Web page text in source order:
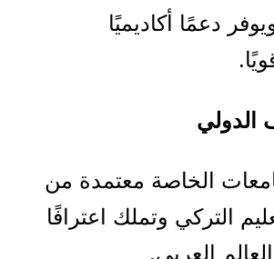
دعمًا أكاديميًا
الدولي
الخاصة معتمدة من
التركي وتملك اعترافًا
العربي.